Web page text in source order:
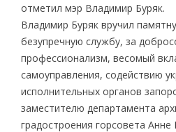
отметил мэр Владимир Буряк.
Владимир Буряк вручил
безупречную службу, за
профессионализм, весомый
самоуправления, содействию
исполнительных органов
заместителю департамента
градостроения горсовета